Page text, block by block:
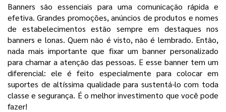
Banners são essenciais para uma comunicação rápida e
efetiva. Grandes promoções, anúncios de produtos e nomes
de estabelecimentos estão sempre em destaques nos
banners e lonas. Quem não é visto, não é lembrado. Então,
nada mais importante que fixar um banner personalizado
para chamar a atenção das pessoas. E esse banner tem um
diferencial: ele é feito especialmente para colocar em
suportes de altíssima qualidade para sustentá-lo com toda
classe e segurança. É o melhor investimento que você pode
fazer!